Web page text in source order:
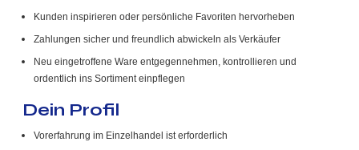
Kunden inspirieren oder persönliche Favoriten hervorheben
Zahlungen sicher und freundlich abwickeln als Verkäufer
Neu eingetroffene Ware entgegennehmen, kontrollieren und
ordentlich ins Sortiment einpflegen
Dein Profil
Vorerfahrung im Einzelhandel ist erforderlich